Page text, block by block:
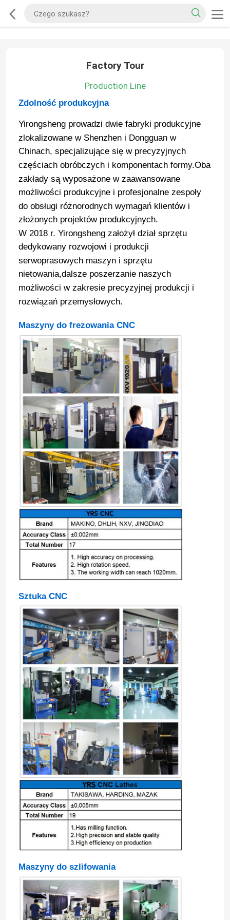
Factory Tour
Production Line
Zdolność produkcyjna
Yirongsheng prowadzi dwie fabryki produkcyjne
zlokalizowane w Shenzhen i Dongguan w
Chinach, specjalizujące się w precyzyjnych
częściach obróbczych i komponentach formy.Oba
zakłady są wyposażone w zaawansowane
możliwości produkcyjne i profesjonalne zespoły
do obsługi różnorodnych wymagań klientów i
złożonych projektów produkcyjnych.
W 2018 r. Yirongsheng założył dział sprzętu
dedykowany rozwojowi i produkcji
serwoprasowych maszyn i sprzętu
nietowania,dalsze poszerzanie naszych
możliwości w zakresie precyzyjnej produkcji i
rozwiązań przemysłowych.
Maszyny do frezowania CNC
Sztuka CNC
Maszyny do szlifowania